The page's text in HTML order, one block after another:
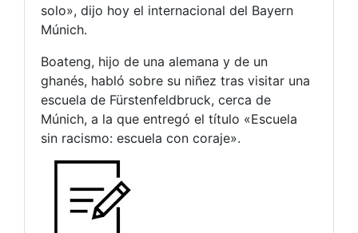
solo», dijo hoy el internacional del Bayern
Múnich.
Boateng, hijo de una alemana y de un
ghanés, habló sobre su niñez tras visitar una
escuela de Fürstenfeldbruck, cerca de
Múnich, a la que entregó el título «Escuela
sin racismo: escuela con coraje».